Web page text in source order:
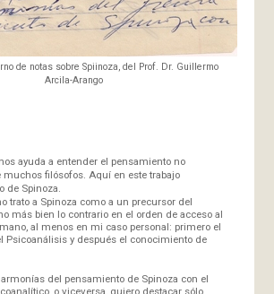
de notas sobre Spiinoza, del Prof. Dr. Guillermo
Arcila-Arango
ayuda a entender el pensamiento no
muchos filósofos. Aquí en este trabajo
de Spinoza.
trato a Spinoza como a un precursor del
más bien lo contrario en el orden de acceso al
al menos en mi caso personal: primero el
Psicoanálisis y después el conocimiento de
del pensamiento de Spinoza con el
o viceversa, quiero destacar sólo